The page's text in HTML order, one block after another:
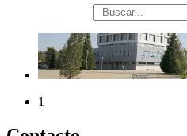
búsqueda
1